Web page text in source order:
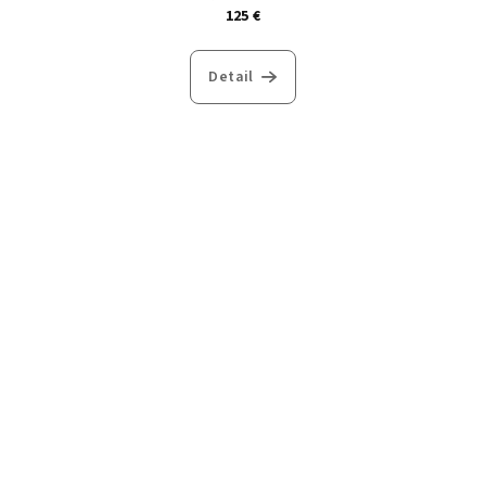
125 €
Detail